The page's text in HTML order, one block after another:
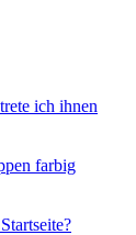
ich ihnen
farbig